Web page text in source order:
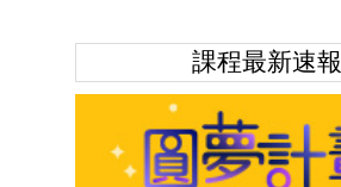
課程最新速報